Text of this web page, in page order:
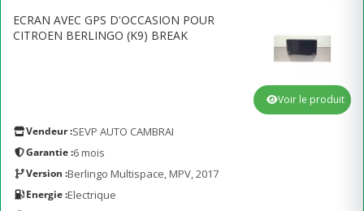
ECRAN AVEC GPS D'OCCASION POUR
CITROEN BERLINGO (K9) BREAK
Vendeur :SEVP AUTO CAMBRAI
Garantie :6 mois
Version :Berlingo Multispace, MPV, 2017
Energie :Electrique
Voir le produit